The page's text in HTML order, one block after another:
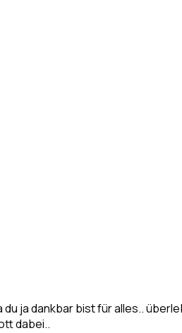
ja dankbar bist für alles..
dabei..